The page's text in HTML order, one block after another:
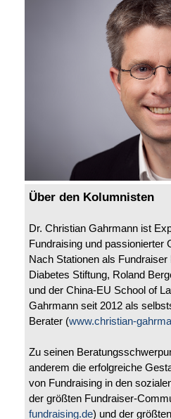
Über den Kolumnisten
Dr. Christian Gahrmann ist
Fundraising und passionierter
Nach Stationen als
Diabetes Stiftung, Roland
und der China-EU School of
Gahrmann seit 2012 als
Berater (www.christian-
Zu seinen
anderem die erfolgreiche
von Fundraising in den
der größten Fundraiser-
fundraising.de) und der